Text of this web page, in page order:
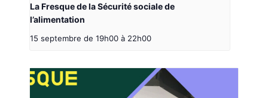
La Fresque de la Sécurité sociale de
l’alimentation
15 septembre de 19h00 à 22h00